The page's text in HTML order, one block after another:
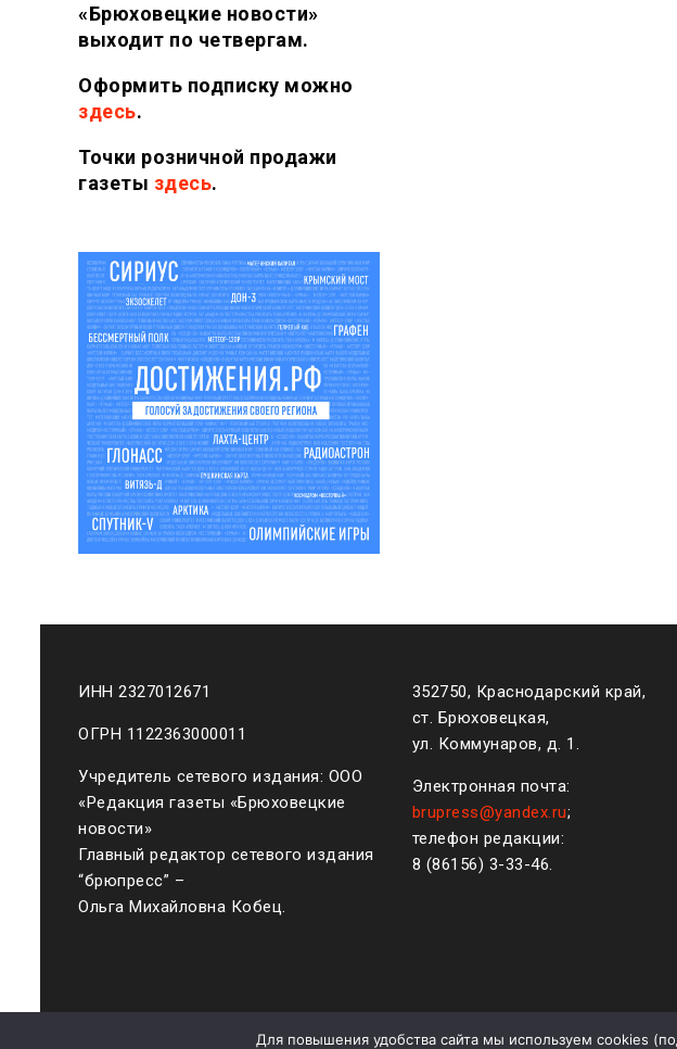
«Брюховецкие новости»
выходит по четвергам.
Оформить подписку можно
здесь.
Точки розничной продажи
газеты здесь.
ИНН 2327012671
ОГРН 1122363000011
Учредитель сетевого издания: ООО
«Редакция газеты «Брюховецкие
новости»
Главный редактор сетевого издания
“брюпресс” –
Ольга Михайловна Кобец.
352750, Краснодарский край,
ст. Брюховецкая,
ул. Коммунаров, д. 1.
Электронная почта:
brupress@yandex.ru;
телефон редакции:
8 (861 56) 3-33-46.
Для повышения удобства сайта мы используем cookies (